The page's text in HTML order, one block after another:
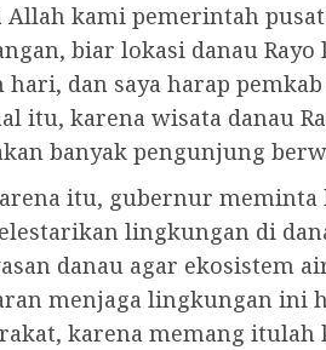
Allah kami pemerintah
biar lokasi danau
hari, dan saya harap
itu, karena wisata danau
banyak pengunjung
itu, gubernur meminta
lingkungan di
danau agar ekosistem
menjaga lingkungan
karena memang itulah